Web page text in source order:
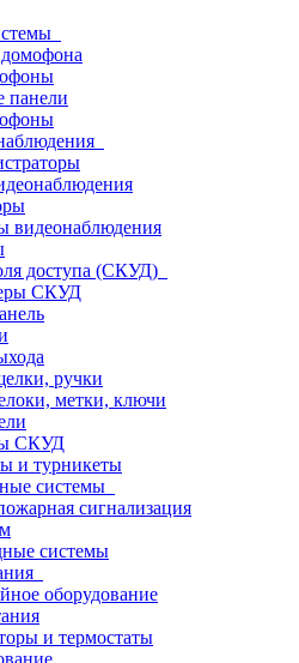
панели
видеонаблюдения
доступа (СКУД)
СКУД
ручки
метки, ключи
СКУД
и турникеты
системы
сигнализация
системы
оборудование
и термостаты